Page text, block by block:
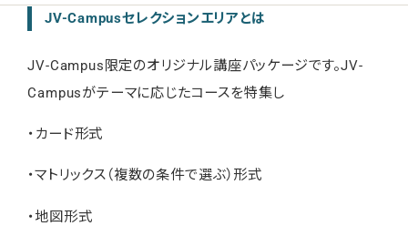
JV-Campusセレクションエリアとは
JV-Campus限定のオリジナル講座パッケージです。JV-
Campusがテーマに応じたコースを特集し
・カード形式
・マトリックス（複数の条件で選ぶ）形式
・地図形式